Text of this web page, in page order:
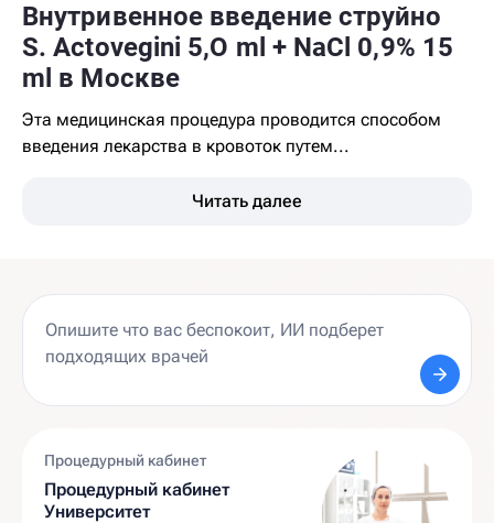
Внутривенное введение струйно
S. Actovegini 5,O ml + NaCl 0,9% 15
ml в Москве
Эта медицинская процедура проводится способом
введения лекарства в кровоток путем...
Читать далее
Процедурный кабинет
Процедурный кабинет
Университет